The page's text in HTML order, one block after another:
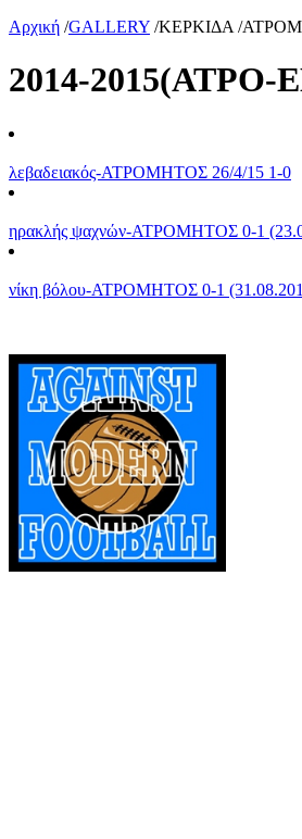
Αρχική /GALLERY /ΚΕΡΚΙΔΑ /
2014-
λεβαδειακός-ΑΤΡΟΜΗΤΟΣ 26/4/15 1-0
ηρακλής ψαχνών-ΑΤΡΟΜΗΤΟΣ 0-1
νίκη βόλου-ΑΤΡΟΜΗΤΟΣ 0-1